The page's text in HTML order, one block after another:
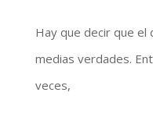
Hay que decir que el
medias verdades.
veces,